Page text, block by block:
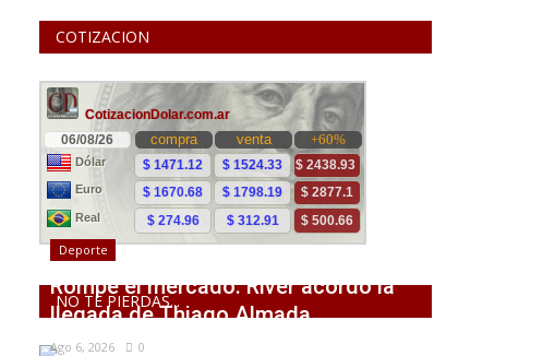
COTIZACION
NO TE PIERDAS...
Deporte
Rompe el mercado: River acordó la
llegada de Thiago Almada
Ago 6, 2026 0